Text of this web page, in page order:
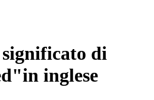
di
inglese